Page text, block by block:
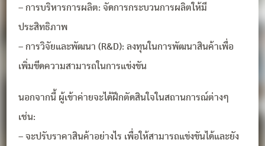
– การบริหารการผลิต: จัดการกระบวนการผลิตให้มี
ประสิทธิภาพ
– การวิจัยและพัฒนา (R&D): ลงทุนในการพัฒนาสินค้าเพื่อ
เพิ่มขีดความสามารถในการแข่งขัน
นอกจากนี้ ผู้เข้าค่ายจะได้ฝึกตัดสินใจในสถานการณ์ต่างๆ
เช่น:
– จะปรับราคาสินค้าอย่างไร เพื่อให้สามารถแข่งขันได้และยัง